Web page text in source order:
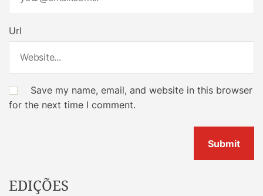
Url
Save my name, email, and website in this browser
for the next time I comment.
EDIÇÕES